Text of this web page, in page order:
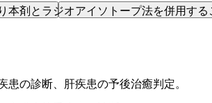
剤とラジオアイソトープ法を併用す
の診断、肝疾患の予後治癒判定。